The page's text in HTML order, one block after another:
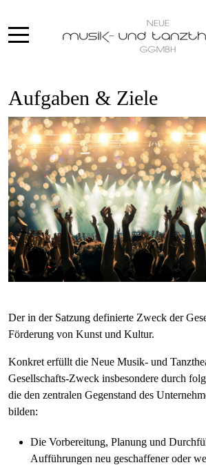
Mobile Menu Toggle
Aufgaben & Ziele
Der in der Satzung definierte Zweck der
Förderung von Kunst und Kultur.
Konkret erfüllt die Neue Musik- und
Gesellschafts-Zweck insbesondere durch
die den zentralen Gegenstand des
bilden:
Die Vorbereitung, Planung und
Aufführungen neu geschaffener oder